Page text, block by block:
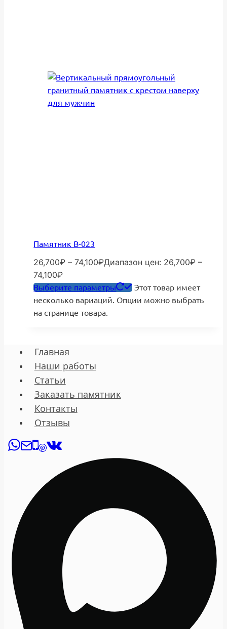
Памятник В-023
26,700₽ – 74,100₽Диапазон цен: 26,700₽ –
74,100₽
Выберите параметры
Этот товар имеет
несколько вариаций. Опции можно выбрать
на странице товара.
Главная
Наши работы
Статьи
Заказать памятник
Контакты
Отзывы